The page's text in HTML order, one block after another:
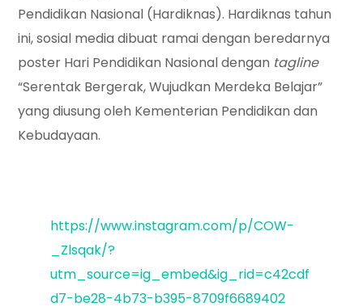
Pendidikan Nasional (Hardiknas). Hardiknas tahun
ini, sosial media dibuat ramai dengan beredarnya
poster Hari Pendidikan Nasional dengan tagline
“Serentak Bergerak, Wujudkan Merdeka Belajar”
yang diusung oleh Kementerian Pendidikan dan
Kebudayaan.
https://www.instagram.com/p/COW-
_Zlsqak/?
utm_source=ig_embed&ig_rid=c42cdf
d7-be28-4b73-b395-8709f6689402